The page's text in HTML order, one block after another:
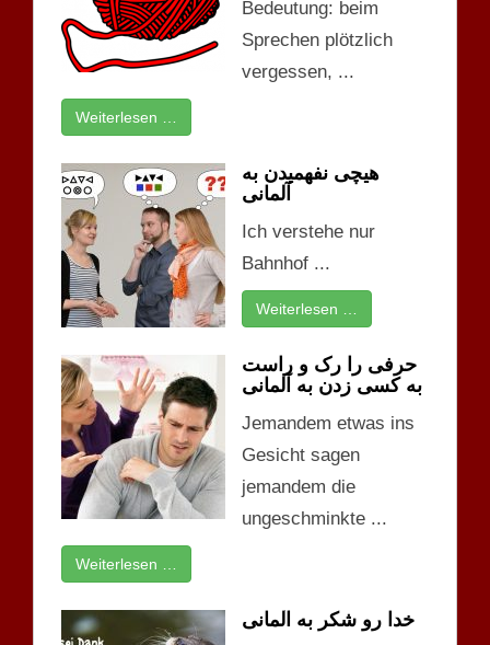
Bedeutung: beim
Sprechen plötzlich
vergessen, ...
Weiterlesen …
هیچی نفهمیدن به
آلمانی
Ich verstehe nur
Bahnhof ...
Weiterlesen …
حرفی را رک و راست
به کسی زدن به آلمانی
Jemandem etwas ins
Gesicht sagen
jemandem die
ungeschminkte ...
Weiterlesen …
خدا رو شکر به آلمانی